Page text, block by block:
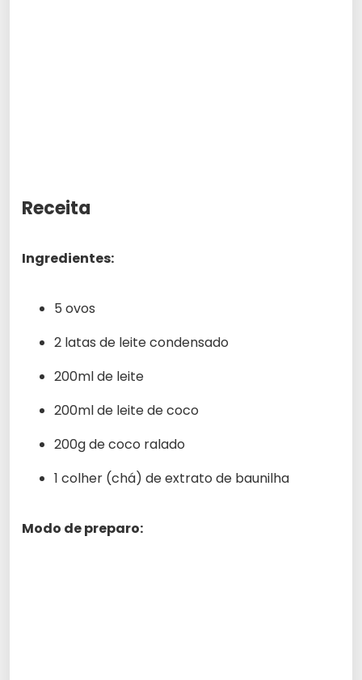
Receita
Ingredientes:
5 ovos
2 latas de leite condensado
200ml de leite
200ml de leite de coco
200g de coco ralado
1 colher (chá) de extrato de baunilha
Modo de preparo: